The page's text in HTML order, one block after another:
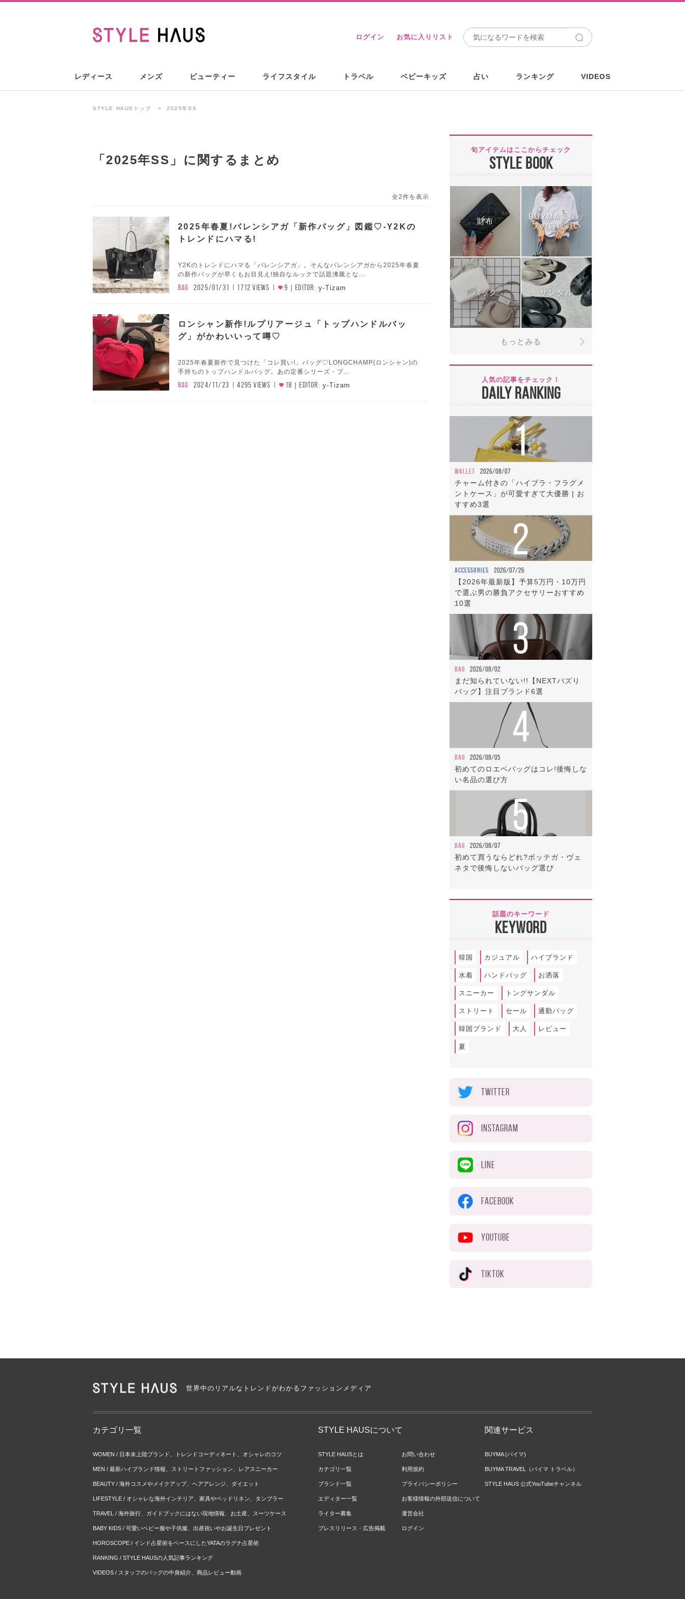
ログイン お気に入りリスト
レディース メンズ ビューティー ライフスタイル トラベル ベビーキッズ 占い ランキング VIDEOS
STYLE HAUSトップ 2025年SS
「2025年SS 」に関するまとめ
全2件を表示
2025年春夏!バレンシアガ「新作バッグ」図鑑♡-Y2Kの
トレンドにハマる!
Y2Kのトレンドにハマる「バレンシアガ」。そんなバレンシアガから2025年春夏
の新作バッグが早くもお目見え!独自なルックで話題沸騰とな...
BAG 2025/01/31 1712 VIEWS 9 EDITOR: y-Tizam
ロンシャン新作!ルプリアージュ「トップハンドルバッ
グ」がかわいいって噂♡
2025年春夏新作で見つけた「コレ買い!」バッグ♡LONGCHAMP(ロンシャン)の
手持ちのトップハンドルバッグ。あの定番シリーズ・プ...
BAG 2024/11/23 4295 VIEWS 18 EDITOR: y-Tizam
旬アイテムはここからチェック
STYLE BOOK
財布
BUYMAスタッ
フの自腹買い
バッグ サンダル
もっとみる
人気の記事をチェック！
DAILY RANKING
1
WALLET 2026/08/07
チャーム付きの「ハイブラ・フラグメ
ントケース」が可愛すぎて大優勝 | お
すすめ3選
2
ACCESSORIES 2026/07/26
【2026年最新版】予算5万円・10万円
で選ぶ男の勝負アクセサリーおすすめ
10選
3
BAG 2026/08/02
まだ知られていない!!【NEXTバズり
バッグ】注目ブランド6選
4
BAG 2026/08/05
初めてのロエベバッグはコレ!後悔しな
い名品の選び方
5
BAG 2026/08/07
初めて買うならどれ?ボッテガ・ヴェ
ネタで後悔しないバッグ選び
話題のキーワード
KEYWORD
韓国 カジュアル ハイブランド
水着 ハンドバッグ お洒落
スニーカー トングサンダル
ストリート セール 通勤バッグ
韓国ブランド 大人 レビュー
夏
TWITTER
INSTAGRAM
LINE
FACEBOOK
YOUTUBE
TIKTOK
世界中のリアルなトレンドがわかるファッションメディア
カテゴリ一覧
WOMEN / 日本未上陸ブランド、トレンドコーディネート、オシャレのコツ
MEN / 最新ハイブランド情報、ストリートファッション、レアスニーカー
BEAUTY / 海外コスメやメイクアップ、ヘアアレンジ、ダイエット
LIFESTYLE / オシャレな海外インテリア、家具やベッドリネン、タンブラー
TRAVEL / 海外旅行、ガイドブックにはない現地情報、お土産、スーツケース
BABY KIDS / 可愛いベビー服や子供服、出産祝いやお誕生日プレゼント
HOROSCOPE / インド占星術をベースにしたYATAのラグナ占星術
RANKING / STYLE HAUSの人気記事ランキング
VIDEOS / スタッフのバッグの中身紹介、商品レビュー動画
STYLE HAUSについて
STYLE HAUSとは
カテゴリ一覧
ブランド一覧
エディター一覧
ライター募集
プレスリリース・広告掲載
お問い合わせ
利用規約
プライバシーポリシー
お客様情報の外部送信について
運営会社
ログイン
関連サービス
BUYMA (バイマ)
BUYMA TRAVEL（バイマ トラベル）
STYLE HAUS 公式YouTubeチャンネル